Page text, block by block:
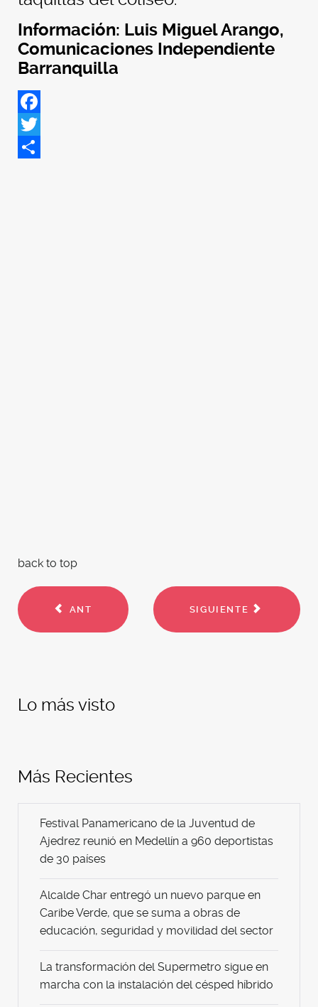
Información: Luis Miguel Arango,
Comunicaciones Independiente
Barranquilla
Facebook
Twitter
back to top
ANT SIGUIENTE
Lo más visto
Más Recientes
Festival Panamericano de la Juventud de
Ajedrez reunió en Medellín a 960 deportistas
de 30 países
Alcalde Char entregó un nuevo parque en
Caribe Verde, que se suma a obras de
educación, seguridad y movilidad del sector
La transformación del Supermetro sigue en
marcha con la instalación del césped híbrido